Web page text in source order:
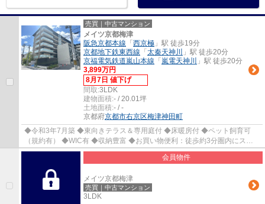
売買｜中古マンション
メイツ京都梅津
阪急京都本線 「 西京極 」駅 徒歩19分
京都地下鉄東西線 「 太秦天神川
」駅 徒歩20分
京福電気鉄道嵐山本線 「 嵐電天神川
」駅 徒歩20分
3,899万円
8月7日 値下げ
間取:3LDK
建物面積:- / 20.01坪
土地面積:- / -
京都府京都市右京区梅津神田町
◆令和3年7月築 ◆東向きテラス＆専用庭付 ◆床暖房付 ◆ペット飼育可
（規約有） ◆WIC有 ◆収納豊富 ◆お買い物便利：徒歩約3分圏内にスー
パー、コンビニ、ドラッグストアあり ◆市バス「西京...
会員物件
メイツ京都梅津
売買｜中古マンション
3LDK